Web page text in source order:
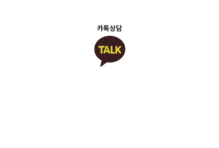
카톡상담